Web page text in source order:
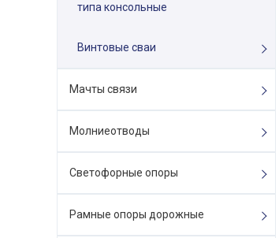
типа консольные
Винтовые сваи
Мачты связи
Молниеотводы
Светофорные опоры
Рамные опоры дорожные